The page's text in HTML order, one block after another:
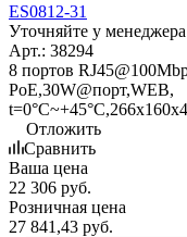
ES0812-31
Уточняйте у менеджера
Арт.: 38294
8 портов
Отложить
Сравнить
Ваша цена
22 306 руб.
Розничная цена
27 841,43 руб.